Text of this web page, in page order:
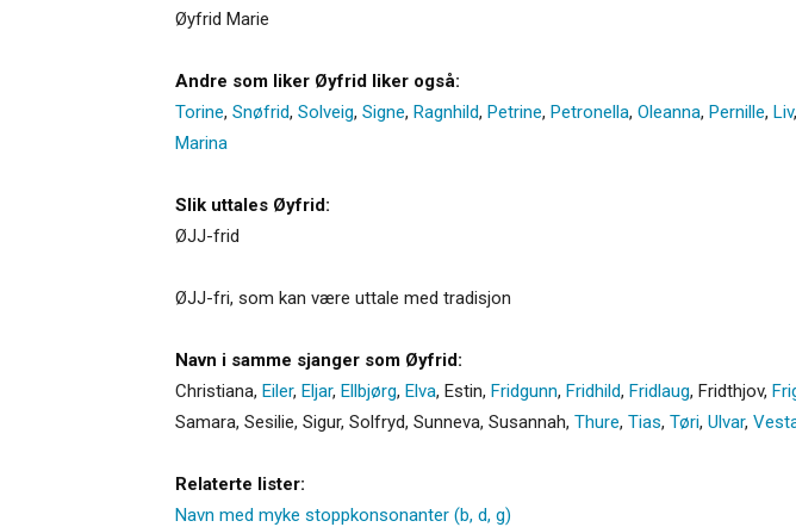
Øyfrid Marie
Andre som liker Øyfrid liker også:
Torine, Snøfrid, Solveig, Signe, Ragnhild, Petrine, Petronella, Oleanna, Pernille, Liv,
Marina
Slik uttales Øyfrid:
ØJJ-frid
ØJJ-fri, som kan være uttale med tradisjon
Navn i samme sjanger som Øyfrid:
Christiana, Eiler, Eljar, Ellbjørg, Elva, Estin, Fridgunn, Fridhild, Fridlaug, Fridthjov,
Samara, Sesilie, Sigur, Solfryd, Sunneva, Susannah, Thure, Tias, Tøri, Ulvar,
Relaterte lister:
Navn med myke stoppkonsonanter (b, d, g)